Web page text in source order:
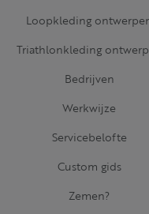
Loopkleding
Triathlonkleding
Bedrijven
Werkwijze
Servicebelofte
Custom gids
Zemen?